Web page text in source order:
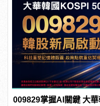
009829掌握AI關鍵 大